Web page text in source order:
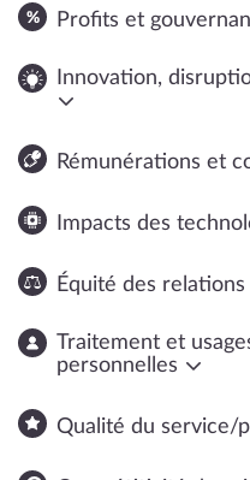
Profits et
Innovation,
Rémunérations et
Impacts des
Équité des
Traitement et
personnelles
Qualité du service/